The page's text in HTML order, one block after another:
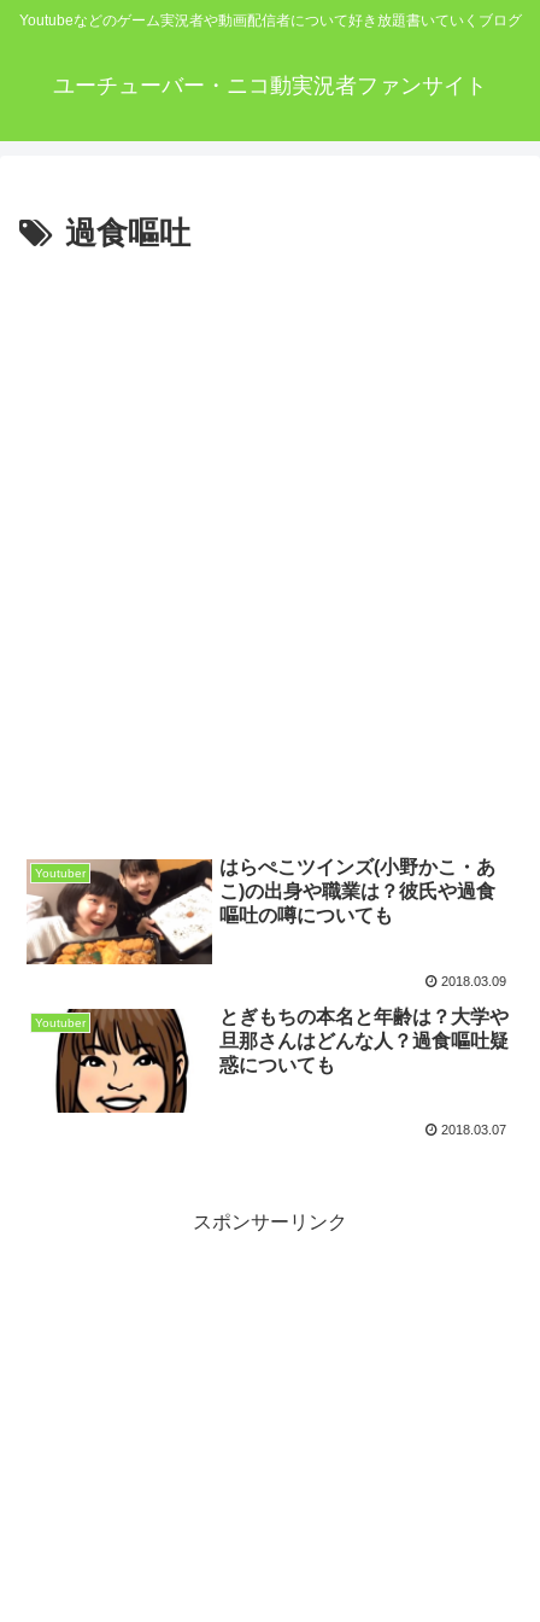
Youtubeなどのゲーム実況者や動画配信者について好き放題書いていくブログ
ユーチューバー・ニコ動実況者ファンサイト
過食嘔吐
Youtuber
はらぺこツインズ(小野かこ・あ
こ)の出身や職業は？彼氏や過食
嘔吐の噂についても
2018.03.09
Youtuber
とぎもちの本名と年齢は？大学や
旦那さんはどんな人？過食嘔吐疑
惑についても
2018.03.07
スポンサーリンク